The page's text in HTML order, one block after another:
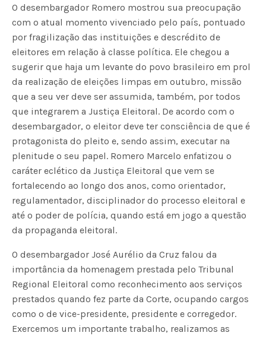
O desembargador Romero mostrou sua preocupação
com o atual momento vivenciado pelo país, pontuado
por fragilização das instituições e descrédito de
eleitores em relação à classe política. Ele chegou a
sugerir que haja um levante do povo brasileiro em prol
da realização de eleições limpas em outubro, missão
que a seu ver deve ser assumida, também, por todos
que integrarem a Justiça Eleitoral. De acordo com o
desembargador, o eleitor deve ter consciência de que é
protagonista do pleito e, sendo assim, executar na
plenitude o seu papel. Romero Marcelo enfatizou o
caráter eclético da Justiça Eleitoral que vem se
fortalecendo ao longo dos anos, como orientador,
regulamentador, disciplinador do processo eleitoral e
até o poder de polícia, quando está em jogo a questão
da propaganda eleitoral.
O desembargador José Aurélio da Cruz falou da
importância da homenagem prestada pelo Tribunal
Regional Eleitoral como reconhecimento aos serviços
prestados quando fez parte da Corte, ocupando cargos
como o de vice-presidente, presidente e corregedor.
Exercemos um importante trabalho, realizamos as